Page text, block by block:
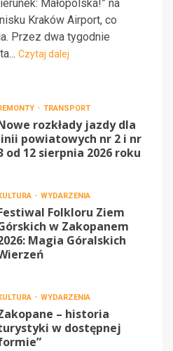
Małopolska!” na
Kraków Airport, co
Przez dwa tygodnie
Czytaj dalej
TRANSPORT
rozkłady jazdy dla
powiatowych nr 2 i nr
od 12 sierpnia 2026 roku
WYDARZENIA
Folkloru Ziem
w Zakopanem
Magia Góralskich
WYDARZENIA
– historia
w dostępnej